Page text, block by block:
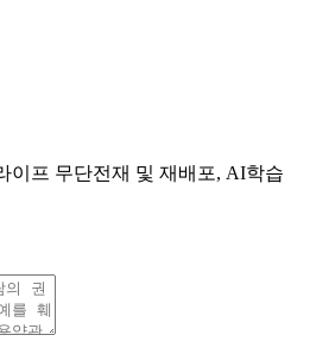
프 무단전재 및 재배포, AI학습